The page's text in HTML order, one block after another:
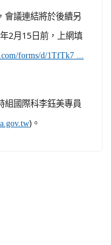
會議連結將於後續另
2月15日前，上網填
forms/d/1TfTk7 ...
組國際科李鈺美專員
)。